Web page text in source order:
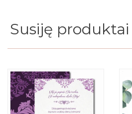
Susiję produktai